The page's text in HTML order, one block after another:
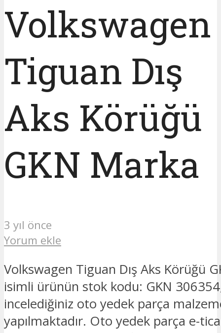
Volkswagen
Tiguan Dış
Aks Körüğü
GKN Marka
3 yıl önce
Yorum ekle
Volkswagen Tiguan Dış Aks Körüğü
isimli ürünün stok kodu: GKN
incelediğiniz oto yedek parça
yapılmaktadır. Oto yedek parça e-